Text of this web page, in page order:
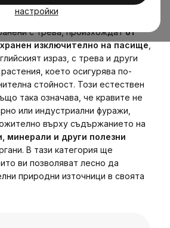
настройкиоргани! 🐮
с трева, произхождатот
хранен изключително на пасище,
израз, с трева и други
което осигурява по-
стойност. Този естествен
така означава, че кравите не
или индустриални фуражи,
върху съдържанието на
минерали и други полезни
В тази категория ще
ви позволяват лесно да
природни източници в своята